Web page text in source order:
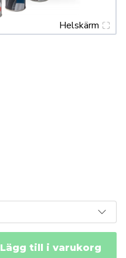
Helskärm
Lägg till i varukorg